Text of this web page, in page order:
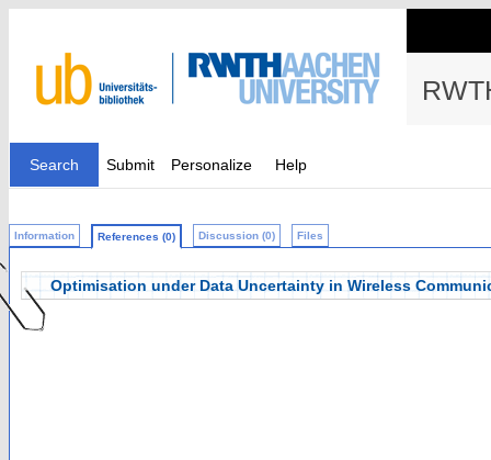
Search Submit Personalize Help
Information References (0) Discussion (0) Files
Optimisation under Data Uncertainty in Wireless